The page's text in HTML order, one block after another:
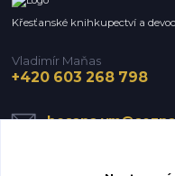
Křesťanské knihkupectví a
Vladimír Maňas
+420 603 268 798